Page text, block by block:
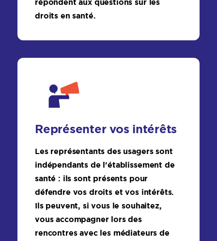
répondent aux questions sur les
droits en santé.
Représenter vos intérêts
Les représentants des usagers sont
indépendants de l'établissement de
santé : ils sont présents pour
défendre vos droits et vos intérêts.
Ils peuvent, si vous le souhaitez,
vous accompagner lors des
rencontres avec les médiateurs de